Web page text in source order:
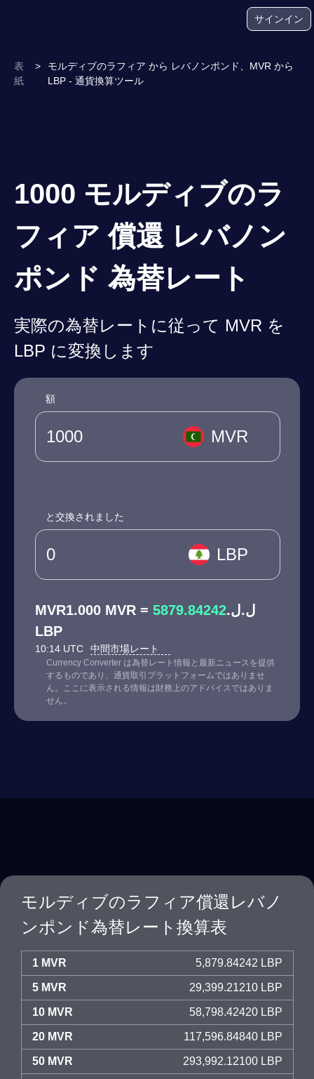
サインイン
表
紙
>
モルディブのラフィア から レバノンポンド、MVR から
LBP - 通貨換算ツール
1000 モルディブのラ
フィア 償還 レバノン
ポンド 為替レート
実際の為替レートに従って MVR を
LBP に変換します
額
MVR
と交換されました
LBP
MVR1.000 MVR = ل.ل.5879.84242
LBP
10:14 UTC 中間市場レート
Currency Converter は為替レート情報と最新ニュースを提供
するものであり、通貨取引プラットフォームではありませ
ん。ここに表示される情報は財務上のアドバイスではありま
せん。
モルディブのラフィア償還レバノ
ンポンド為替レート換算表
1 MVR 5,879.84242 LBP
5 MVR 29,399.21210 LBP
10 MVR 58,798.42420 LBP
20 MVR 117,596.84840 LBP
50 MVR 293,992.12100 LBP